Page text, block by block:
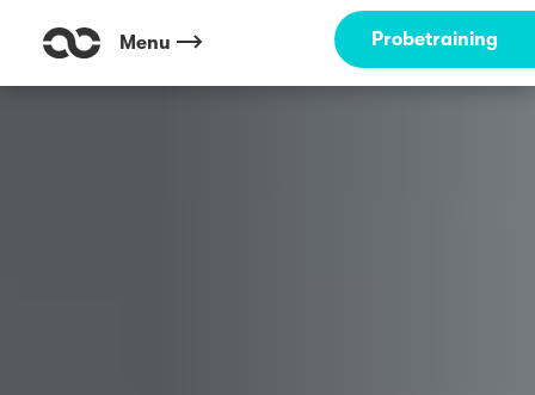
Menu Probetraining
Outdoor Fitness direkt um die Ecke: Sievekingplatz Hamburg ☀️